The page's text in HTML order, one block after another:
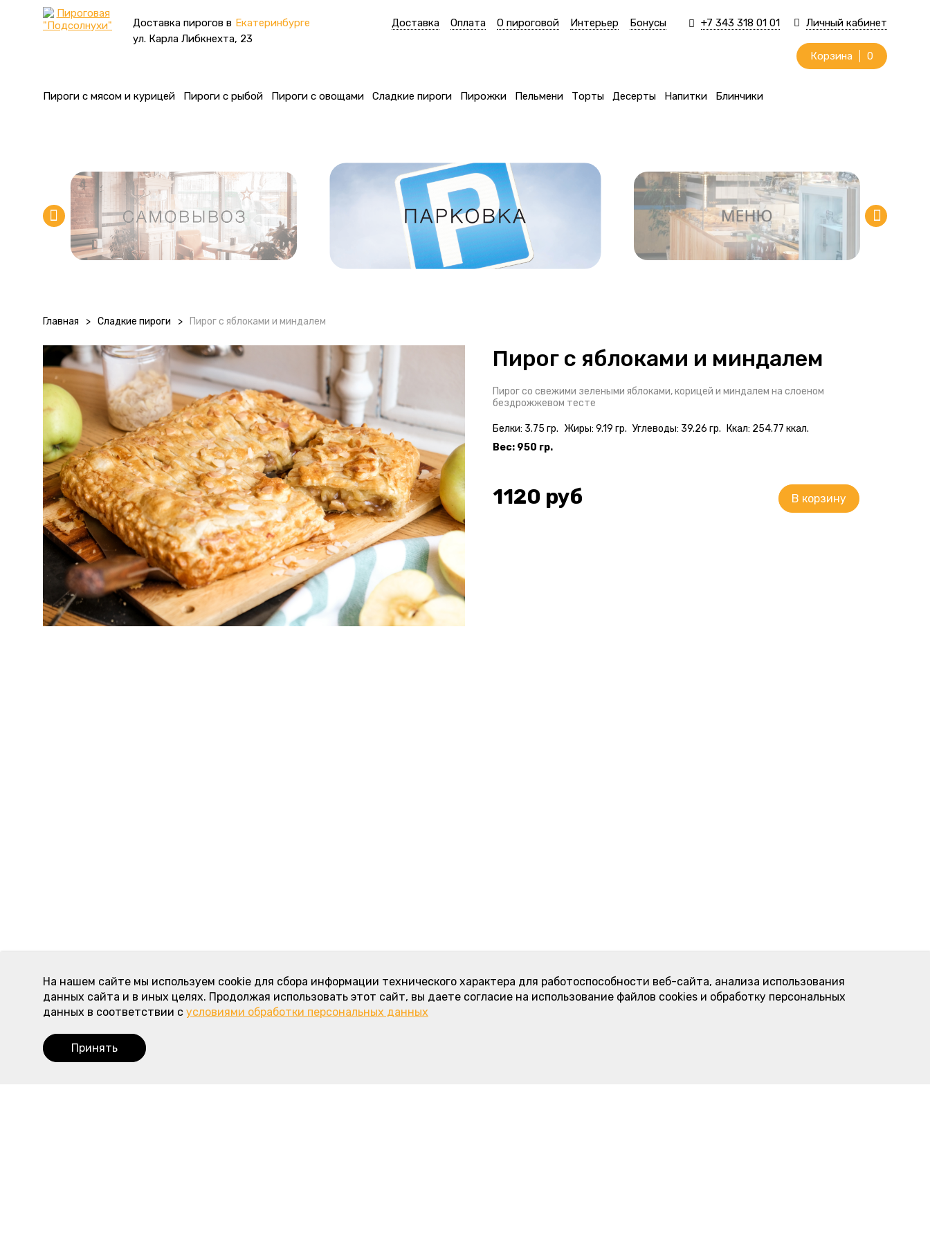
Доставка пирогов в Екатеринбурге
ул. Карла Либкнехта, 23
Личный кабинет
+7 343 318 01 01
Доставка Оплата О пироговой Интерьер Бонусы
Корзина 0
Пироги с мясом и курицей Пироги с рыбой Пироги с овощами Сладкие пироги Пирожки Пельмени Торты Десерты Напитки Блинчики
Главная > Сладкие пироги > Пирог с яблоками и миндалем
Пирог с яблоками и миндалем
Пирог со свежими зелеными яблоками, корицей и миндалем на слоеном
бездрожжевом тесте
Белки: 3.75 гр. Жиры: 9.19 гр. Углеводы: 39.26 гр.
Ккал: 254.77 ккал.
Вес: 950 гр.
1120 руб
На нашем сайте мы используем cookie для сбора информации технического характера для работоспособности веб-сайта, анализа использования
данных сайта и в иных целях. Продолжая использовать этот сайт, вы даете согласие на использование файлов cookies и обработку персональных
данных в соответствии с условиями обработки персональных данных
Принять